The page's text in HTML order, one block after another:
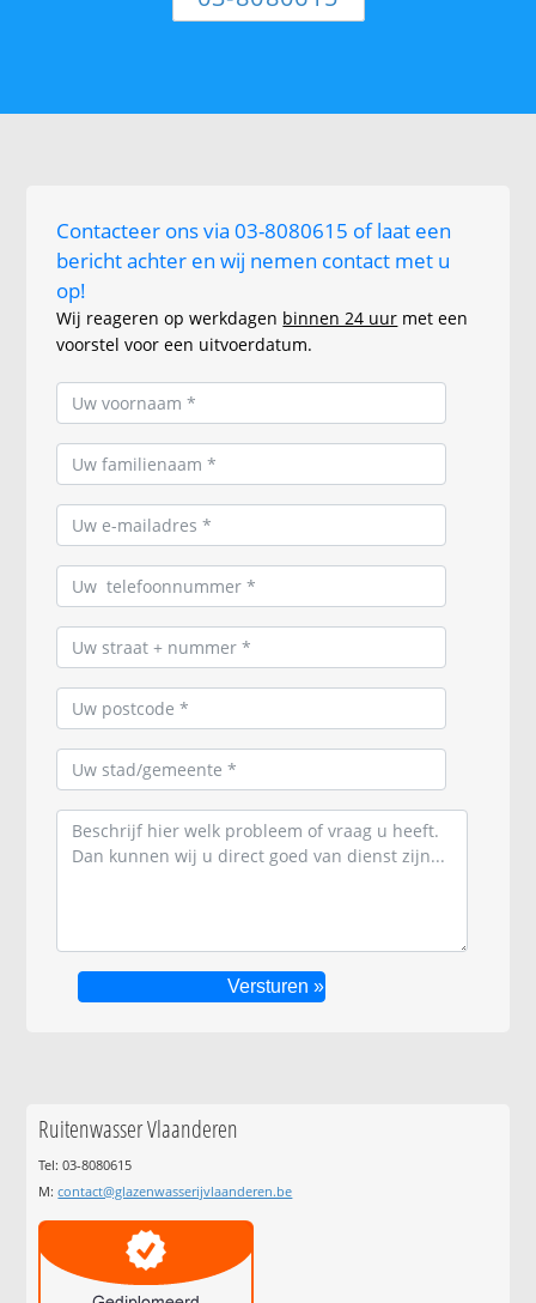
Contacteer ons via 03-8080615 of laat een
bericht achter en wij nemen contact met u
op!
Wij reageren op werkdagen binnen 24 uur met een
voorstel voor een uitvoerdatum.
Ruitenwasser Vlaanderen
Tel: 03-8080615
M:contact@glazenwasserijvlaanderen.be